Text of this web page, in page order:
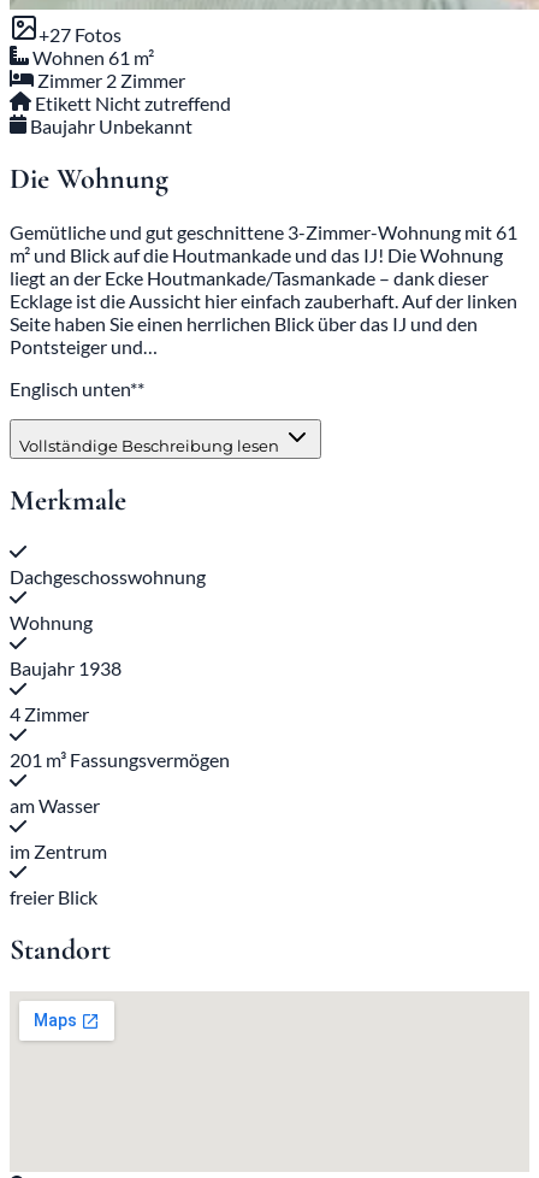
+27 Fotos
Wohnen 61 m²
Zimmer 2 Zimmer
Etikett Nicht zutreffend
Baujahr Unbekannt
Die Wohnung
Gemütliche und gut geschnittene 3-Zimmer-Wohnung mit 61
m² und Blick auf die Houtmankade und das IJ! Die Wohnung
liegt an der Ecke Houtmankade/Tasmankade – dank dieser
Ecklage ist die Aussicht hier einfach zauberhaft. Auf der linken
Seite haben Sie einen herrlichen Blick über das IJ und den
Pontsteiger und…
Englisch unten**
Vollständige Beschreibung lesen
Merkmale
Dachgeschosswohnung
Wohnung
Baujahr 1938
4 Zimmer
201 m³ Fassungsvermögen
am Wasser
im Zentrum
freier Blick
Standort